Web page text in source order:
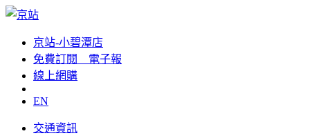
京站-小碧潭店
免費訂閱__電子報
線上網購
EN
交通資訊